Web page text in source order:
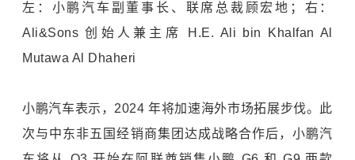
左：小鹏汽车副董事长、联席总裁顾宏地；右：
Ali&Sons 创始人兼主席 H.E. Ali bin Khalfan Al
Mutawa Al Dhaheri
小鹏汽车表示，2024 年将加速海外市场拓展步伐。此
次与中东非五国经销商集团达成战略合作后，小鹏汽